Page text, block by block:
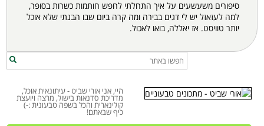
סיפורים משעשעים על איך התחלתי לחפש חותמות כשרות בסופר,
למה לעזאזל יש לי דגים בבירה ומה קרה ביום שבו הבנתי שלא אוכל
יותר טוויסט. אז יאללה, בואו לאכול.
היי, אני אורי שביט - עיתונאית אוכל,
מדריכת סדנאות בישול, מרצה ויועצת
קולינארית והכל בשפה טבעונית :-)
כיף שבאתם!